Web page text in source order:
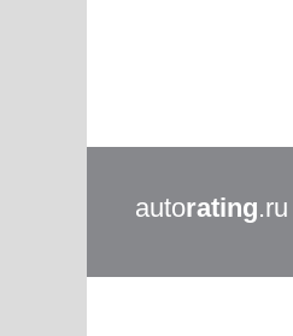
autorating.ru